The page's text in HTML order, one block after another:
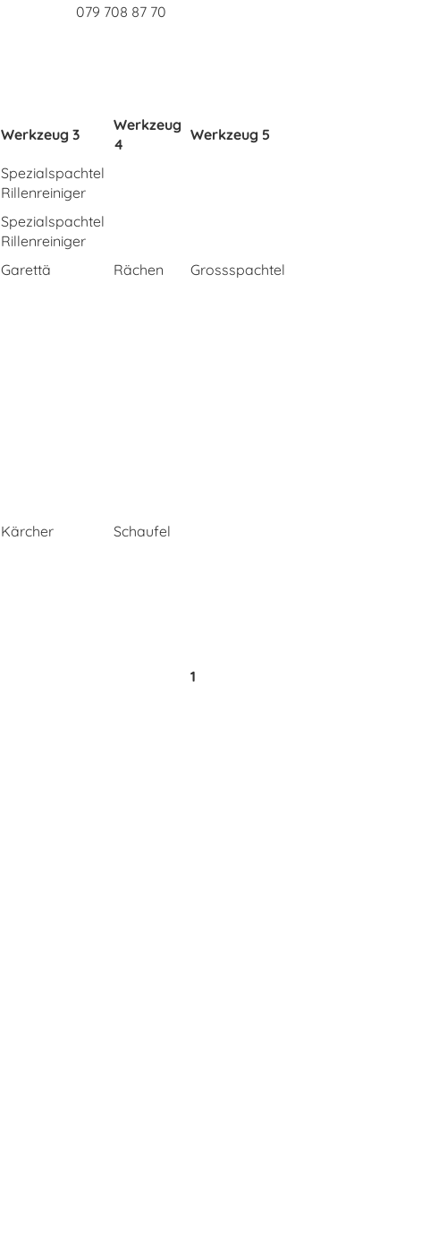
079 708 87 70
Werkzeug 3
Werkzeug
4
Werkzeug 5
Spezialspachtel
Rillenreiniger
Spezialspachtel
Rillenreiniger
Garettä Rächen Grossspachtel
Kärcher Schaufel
1